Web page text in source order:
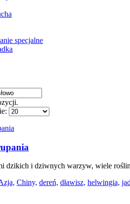
specjalne
dzikich i dziwnych warzyw, wiele
Chiny, dereń, dławisz, helwingia,